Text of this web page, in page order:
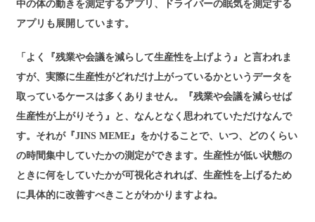
中の体の動きを測定するアプリ、ドライバーの眠気を測定する
アプリも展開しています。
「よく『残業や会議を減らして生産性を上げよう』と言われま
すが、実際に生産性がどれだけ上がっているかというデータを
取っているケースは多くありません。『残業や会議を減らせば
生産性が上がりそう』と、なんとなく思われていただけなんで
す。それが『JINS MEME』をかけることで、いつ、どのくらい
の時間集中していたかの測定ができます。生産性が低い状態の
ときに何をしていたかが可視化されれば、生産性を上げるため
に具体的に改善すべきことがわかりますよね。